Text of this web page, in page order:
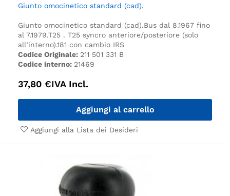
Giunto omocinetico standard (cad).
Giunto omocinetico standard (cad).Bus dal 8.1967 fino
al 7.1979.T25 . T25 syncro anteriore/posteriore (solo
all’interno).181 con cambio IRS
Codice Originale: 211 501 331 B
Codice interno: 21469
37,80 €IVA Incl.
Aggiungi al carrello
Aggiungi alla Lista dei Desideri